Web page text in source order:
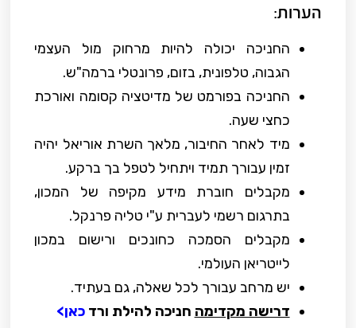
הערות:
החניכה יכולה להיות מרחוק מול העצמי
הגבוה, טלפונית, בזום, פרונטלי ברמה"ש.
החניכה בפורמט של מדיטציה קסומה ואורכת
כחצי שעה.
מיד לאחר החיבור, מלאך השרת אוריאל יהיה
זמין עבורך תמיד ויתחיל לטפל בך ברקע.
מקבלים חוברת מידע מקיפה של המכון,
בתרגום רשמי לעברית ע"י טליה פרנקל.
מקבלים הסמכה כחונכים ורישום במכון
לייטריאן העולמי.
יש מרחב עבורך לכל שאלה, גם בעתיד.
דרישה מקדימה חניכה להילת ורדכאן>